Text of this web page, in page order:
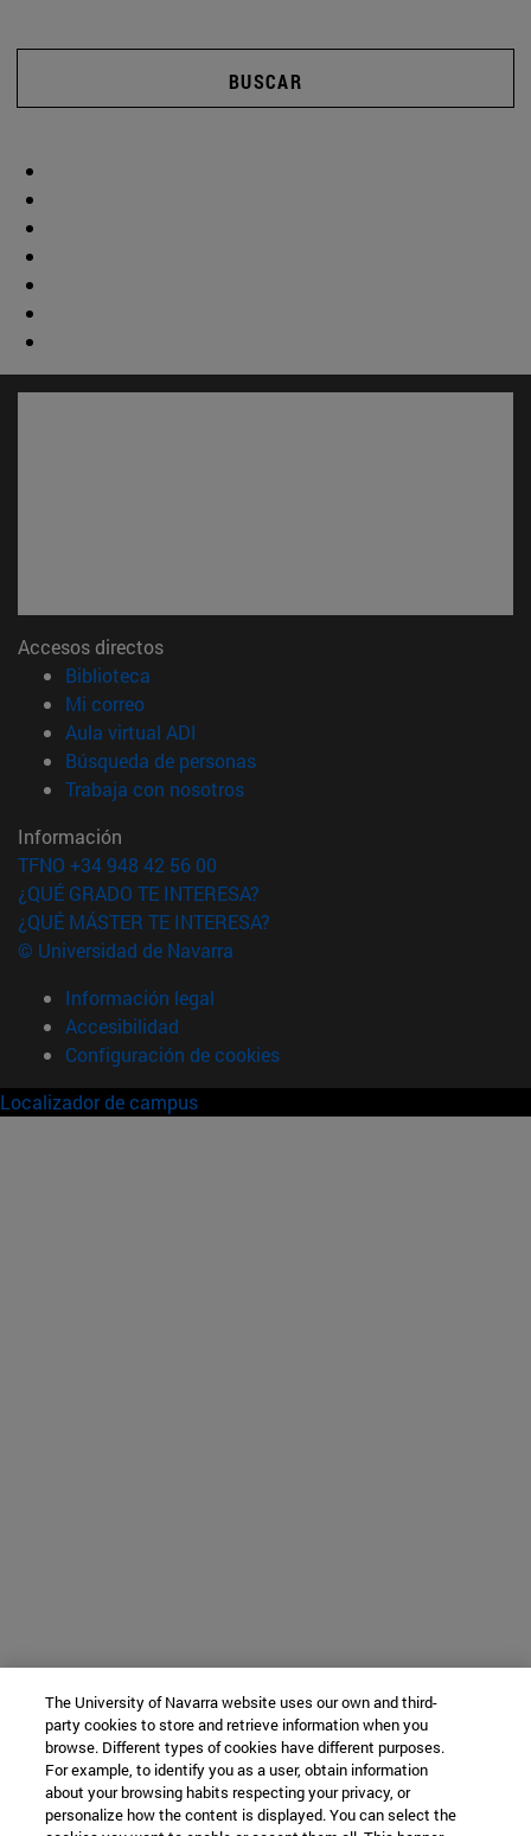
BUSCAR
Accesos directos
Biblioteca
Mi correo(abre en nueva ventana)
Aula virtual ADI
Búsqueda de personas(abre en nueva ventana)
Trabaja con nosotros(abre en nueva ventana)
Información
TFNO +34 948 42 56 00
¿QUÉ GRADO TE INTERESA?
¿QUÉ MÁSTER TE INTERESA?
© Universidad de Navarra
Información legal
Accesibilidad
Configuración de cookies
Localizador de campus
The University of Navarra website uses our own and third-
party cookies to store and retrieve information when you
browse. Different types of cookies have different purposes.
For example, to identify you as a user, obtain information
about your browsing habits respecting your privacy, or
personalize how the content is displayed. You can select the